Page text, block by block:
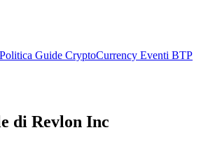
Guide CryptoCurrency Eventi BTP
di Revlon Inc